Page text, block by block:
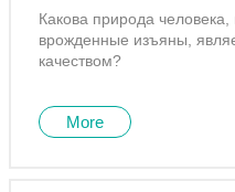
Какова природа
врожденные изъяны,
качеством?
More